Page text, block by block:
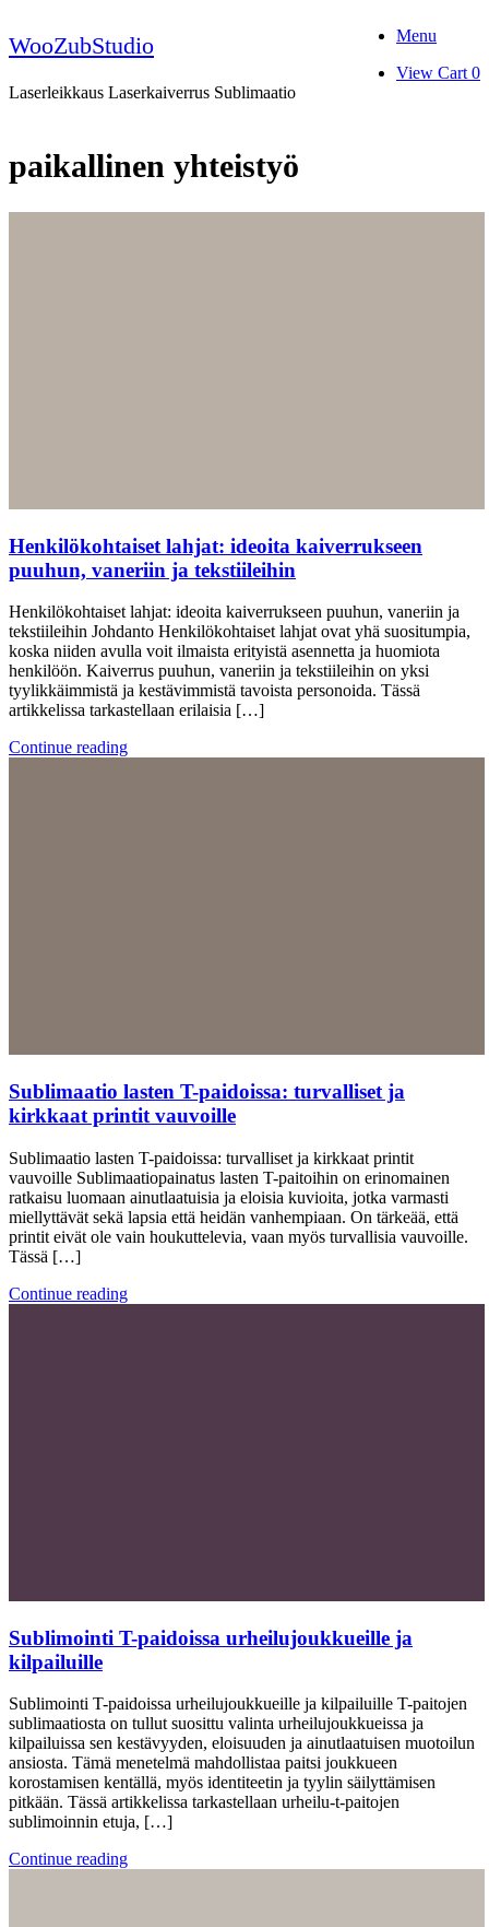
to
content
WooZubStudio
Laserleikkaus Laserkaiverrus Sublimaatio
Menu
View
View Cart 0
paikallinen yhteistyö
Henkilökohtaiset lahjat: ideoita kaiverrukseen
puuhun, vaneriin ja tekstiileihin
Henkilökohtaiset lahjat: ideoita kaiverrukseen puuhun, vaneriin ja
tekstiileihin Johdanto Henkilökohtaiset lahjat ovat yhä suositumpia,
koska niiden avulla voit ilmaista erityistä asennetta ja huomiota
henkilöön. Kaiverrus puuhun, vaneriin ja tekstiileihin on yksi
tyylikkäimmistä ja kestävimmistä tavoista personoida. Tässä
artikkelissa tarkastellaan erilaisia […]
Continue reading
Sublimaatio lasten T-paidoissa: turvalliset ja
kirkkaat printit vauvoille
Sublimaatio lasten T-paidoissa: turvalliset ja kirkkaat printit
vauvoille Sublimaatiopainatus lasten T-paitoihin on erinomainen
ratkaisu luomaan ainutlaatuisia ja eloisia kuvioita, jotka varmasti
miellyttävät sekä lapsia että heidän vanhempiaan. On tärkeää, että
printit eivät ole vain houkuttelevia, vaan myös turvallisia vauvoille.
Tässä […]
Continue reading
Sublimointi T-paidoissa urheilujoukkueille ja
kilpailuille
Sublimointi T-paidoissa urheilujoukkueille ja kilpailuille T-paitojen
sublimaatiosta on tullut suosittu valinta urheilujoukkueissa ja
kilpailuissa sen kestävyyden, eloisuuden ja ainutlaatuisen muotoilun
ansiosta. Tämä menetelmä mahdollistaa paitsi joukkueen
korostamisen kentällä, myös identiteetin ja tyylin säilyttämisen
pitkään. Tässä artikkelissa tarkastellaan urheilu-t-paitojen
sublimoinnin etuja, […]
Continue reading